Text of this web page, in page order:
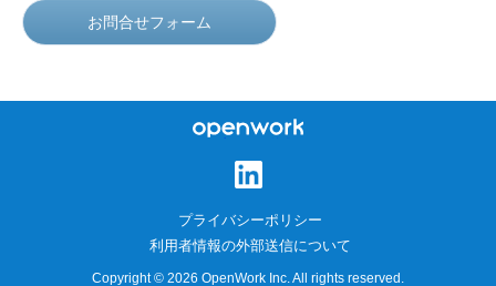
お問合せフォーム
プライバシーポリシー
利用者情報の外部送信について
Copyright © 2026 OpenWork Inc. All rights reserved.